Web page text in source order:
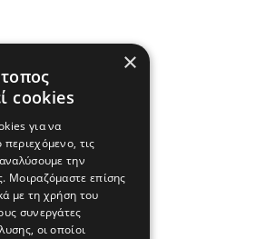
×
cookies
για να
τις
την
Μοιραζόμαστε επίσης
με τη χρήση του
συνεργάτες
οι οποίοι